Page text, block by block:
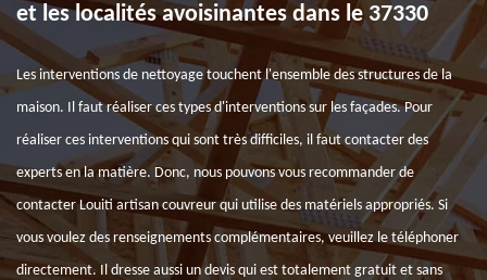
et les localités avoisinantes dans le 37330
Les interventions de nettoyage touchent l'ensemble des structures de la
maison. Il faut réaliser ces types d'interventions sur les façades. Pour
réaliser ces interventions qui sont très difficiles, il faut contacter des
experts en la matière. Donc, nous pouvons vous recommander de
contacter Louiti artisan couvreur qui utilise des matériels appropriés. Si
vous voulez des renseignements complémentaires, veuillez le téléphoner
directement. Il dresse aussi un devis qui est totalement gratuit et sans